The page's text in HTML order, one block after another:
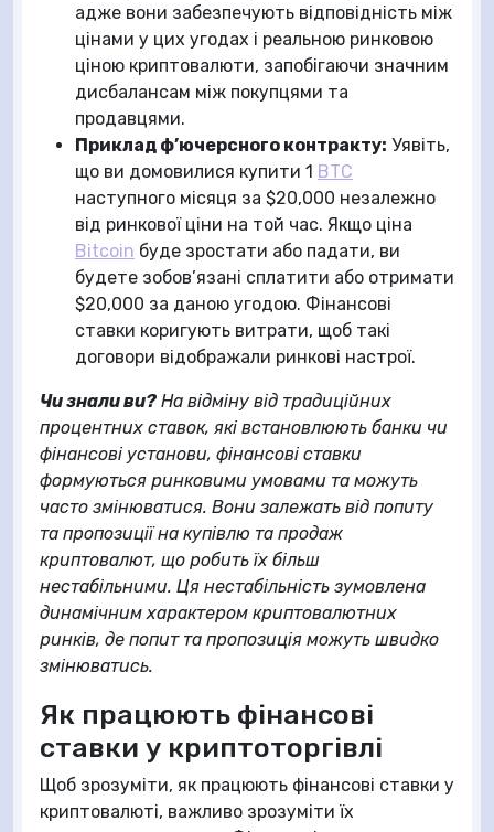
адже вони забезпечують відповідність між
цінами у цих угодах і реальною ринковою
ціною криптовалюти, запобігаючи значним
дисбалансам між покупцями та
продавцями.
Приклад ф’ючерсного контракту: Уявіть,
що ви домовилися купити 1 BTC
наступного місяця за $20,000 незалежно
від ринкової ціни на той час. Якщо ціна
Bitcoin буде зростати або падати, ви
будете зобов’язані сплатити або отримати
$20,000 за даною угодою. Фінансові
ставки коригують витрати, щоб такі
договори відображали ринкові настрої.
Чи знали ви? На відміну від традиційних
процентних ставок, які встановлюють банки чи
фінансові установи, фінансові ставки
формуються ринковими умовами та можуть
часто змінюватися. Вони залежать від попиту
та пропозиції на купівлю та продаж
криптовалют, що робить їх більш
нестабільними. Ця нестабільність зумовлена
динамічним характером криптовалютних
ринків, де попит та пропозиція можуть швидко
змінюватись.
Як працюють фінансові
ставки у криптоторгівлі
Щоб зрозуміти, як працюють фінансові ставки у
криптовалюті, важливо зрозуміти їх